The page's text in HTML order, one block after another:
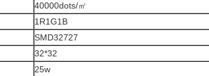
40000dots/㎡
1R1G1B
SMD32727
32*32
25w